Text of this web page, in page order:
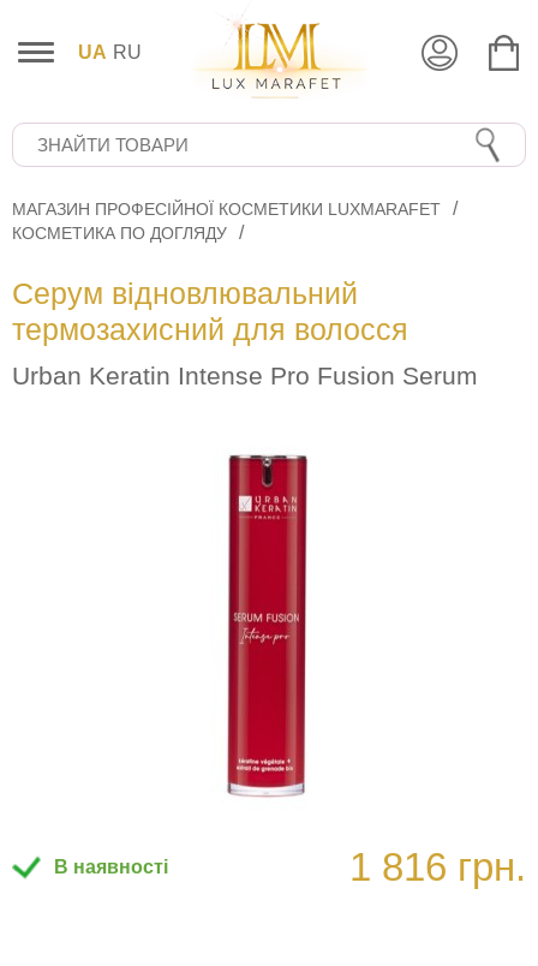
UA RU
МАГАЗИН ПРОФЕСІЙНОЇ КОСМЕТИКИ LUXMARAFET
КОСМЕТИКА ПО ДОГЛЯДУ
Серум відновлювальний
термозахисний для волосся
Urban Keratin Intense Pro Fusion Serum
В наявності 1 816 грн.